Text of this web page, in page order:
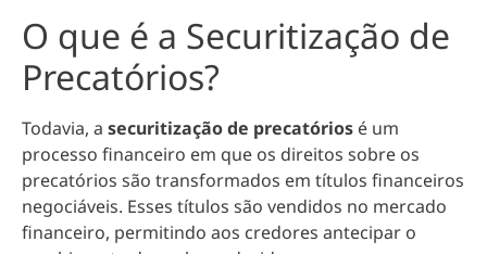
O que é a Securitização de
Precatórios?
Todavia, a securitização de precatórios é um
processo financeiro em que os direitos sobre os
precatórios são transformados em títulos financeiros
negociáveis. Esses títulos são vendidos no mercado
financeiro, permitindo aos credores antecipar o